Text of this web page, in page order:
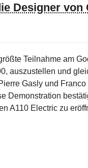
Designer
Teilnahme am
auszustellen und
Gasly und
Demonstration
A110 Electric zu